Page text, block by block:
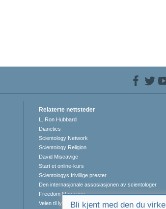
Bli kjent med den du
Relaterte nettsteder
L. Ron Hubbard
Dianetics
Scientology Network
Scientology Religion
David Miscavige
Start et online-kurs
Scientologys frivillige prester
Den internasjonale assosiasjonen av scientologer
Freedom Magazine
Veien til lykke